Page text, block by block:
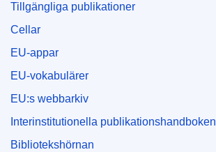
Tillgängliga publikationer
Cellar
EU-appar
EU-vokabulärer
EU:s webbarkiv
Interinstitutionella publikationshandboken
Bibliotekshörnan